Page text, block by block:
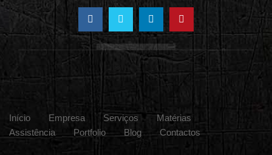
Início Empresa Serviços
Matérias
Assistência
Portfolio Blog Contactos